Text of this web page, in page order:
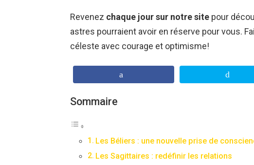
Revenez chaque jour sur notre site pour
astres pourraient avoir en réserve pour vous.
céleste avec courage et optimisme!
Sommaire
Les Béliers : une nouvelle prise de
Les Sagittaires : redéfinir les relations